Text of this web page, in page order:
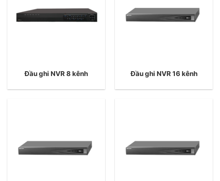
Đầu ghi NVR 8 kênh Đầu ghi NVR 16 kênh